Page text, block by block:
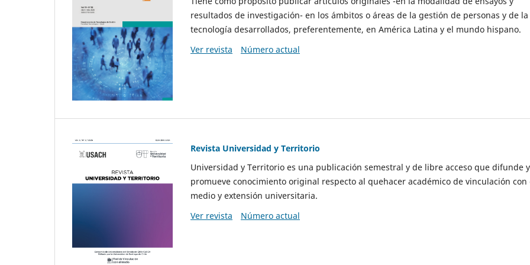
resultados de investigación- en los ámbitos o áreas de la gestión de personas y de la
tecnología desarrollados, preferentemente, en América Latina y el mundo hispano.
Ver revista
Número actual
Revista Universidad y Territorio
Universidad y Territorio es una publicación semestral y de libre acceso que difunde y
promueve conocimiento original respecto al quehacer académico de vinculación con
medio y extensión universitaria.
Ver revista
Número actual